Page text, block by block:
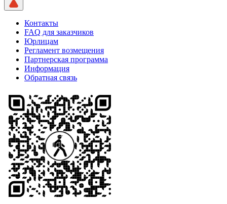
Контакты
FAQ для заказчиков
Юрлицам
Регламент возмещения
Партнерская программа
Информация
Обратная связь